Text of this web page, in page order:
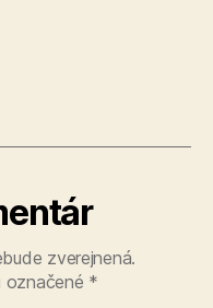
zverejnená.
označené *